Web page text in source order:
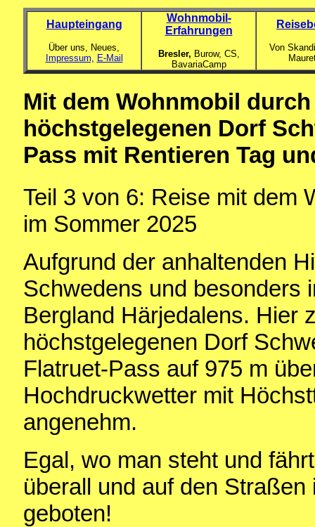
Haupteingang
Über uns, Neues,
Impressum, E-Mail
Wohnmobil-
Erfahrungen
Bresler, Burow, CS,
BavariaCamp
Von
Mit dem Wohnmobil
höchstgelegenen Dorf
Pass mit Rentieren Tag
Teil 3 von 6: Reise mit dem
im Sommer 2025
Aufgrund der anhaltenden
Schwedens und besonders
Bergland Härjedalens. Hier
höchstgelegenen Dorf
Flatruet-Pass auf 975 m
Hochdruckwetter mit
angenehm.
Egal, wo man steht und
überall und auf den
geboten!